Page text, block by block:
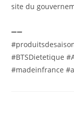
site du
➖➖
#BTSDietetique
#madeinfrance